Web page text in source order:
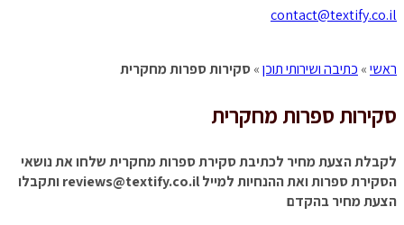
contact@textify.co.il
ראשי» כתיבה ושירותי תוכן»סקירות ספרות מחקרית
סקירותספרות מחקרית
לקבלת הצעת מחיר לכתיבת סקירת ספרות מחקרית שלחו את נושאי
הסקירת ספרות ואת ההנחיות למייל reviews@textify.co.il ותקבלו
הצעת מחיר בהקדם